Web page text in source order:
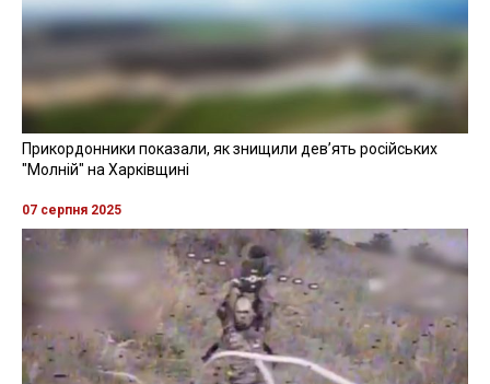
Прикордонники показали, як знищили девʼять російських
"Молній" на Харківщині
07 серпня 2025